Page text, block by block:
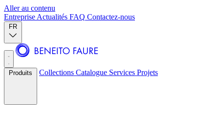
Aller au contenu
Entreprise Actualités FAQ Contactez-nous
FR
Produits Collections Catalogue Services Projets